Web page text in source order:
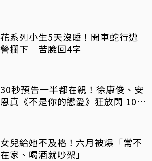
花系列小生5天沒睡！開車蛇行遭
警攔下 苦臉回4字
30秒預告一半都在親！徐康俊、安
恩真《不是你的戀愛》狂放閃 10年
女兒給她不及格！六月被爆「常不
在家、喝酒就吵架」